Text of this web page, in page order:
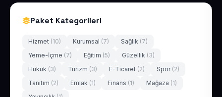
Paket Kategorileri
Hizmet (10) Kurumsal (7) Sağlık (7)
Yeme-İçme (7) Eğitim (5) Güzellik (3)
Hukuk (3) Turizm (3) E-Ticaret (2) Spor (2)
Tanıtım (2) Emlak (1) Finans (1) Mağaza (1)